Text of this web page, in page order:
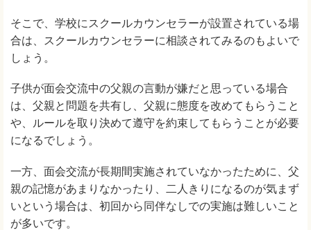
そこで、学校にスクールカウンセラーが設置されている場
合は、スクールカウンセラーに相談されてみるのもよいで
しょう。
子供が面会交流中の父親の言動が嫌だと思っている場合
は、父親と問題を共有し、父親に態度を改めてもらうこと
や、ルールを取り決めて遵守を約束してもらうことが必要
になるでしょう。
一方、面会交流が長期間実施されていなかったために、父
親の記憶があまりなかったり、二人きりになるのが気まず
いという場合は、初回から同伴なしでの実施は難しいこと
が多いです。